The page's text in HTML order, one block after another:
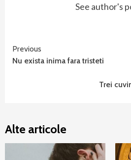
See author's
Continue
Reading
Previous
Nu exista inima fara tristeti
Trei
Alte articole